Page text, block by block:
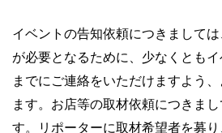
イベントの告知依頼につきまして
が必要となるために、少なくとも
までにご連絡をいただけますよう
ます。お店等の取材依頼につきま
す。リポーターに取材希望者を募